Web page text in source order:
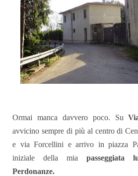
Ormai manca davvero poco. Su
avvicino sempre di più al centro di
e via Forcellini e arrivo in piazza
iniziale della mia passeggiata
Perdonanze.